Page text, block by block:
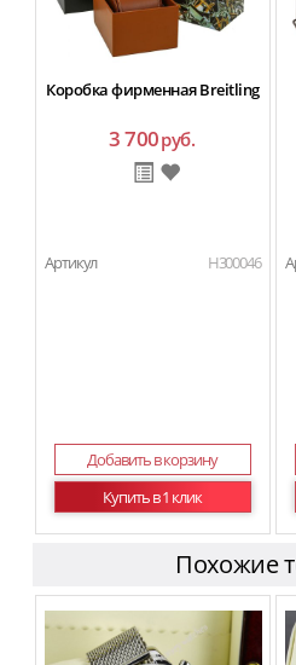
Коробка фирменная Breitling
3 700руб.
Артикул H300046
Добавить в корзину
Купить в 1 клик
Похожие